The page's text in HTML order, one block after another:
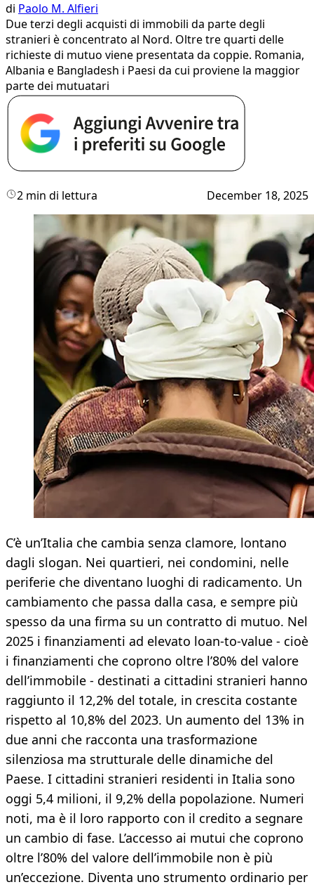
di Paolo M. Alfieri
Due terzi degli acquisti di immobili da parte degli
stranieri è concentrato al Nord. Oltre tre quarti delle
richieste di mutuo viene presentata da coppie. Romania,
Albania e Bangladesh i Paesi da cui proviene la maggior
parte dei mutuatari
2 min di lettura December 18, 2025
C’è un’Italia che cambia senza clamore, lontano
dagli slogan. Nei quartieri, nei condomini, nelle
periferie che diventano luoghi di radicamento. Un
cambiamento che passa dalla casa, e sempre più
spesso da una firma su un contratto di mutuo. Nel
2025 i finanziamenti ad elevato loan-to-value - cioè
i finanziamenti che coprono oltre l’80% del valore
dell’immobile - destinati a cittadini stranieri hanno
raggiunto il 12,2% del totale, in crescita costante
rispetto al 10,8% del 2023. Un aumento del 13% in
due anni che racconta una trasformazione
silenziosa ma strutturale delle dinamiche del
Paese. I cittadini stranieri residenti in Italia sono
oggi 5,4 milioni, il 9,2% della popolazione. Numeri
noti, ma è il loro rapporto con il credito a segnare
un cambio di fase. L’accesso ai mutui che coprono
oltre l’80% del valore dell’immobile non è più
un’eccezione. Diventa uno strumento ordinario per